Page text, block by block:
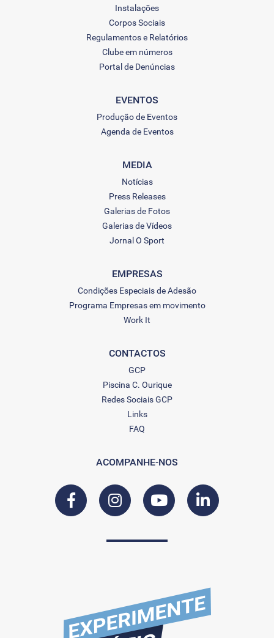
Instalações
Corpos Sociais
Regulamentos e Relatórios
Clube em números
Portal de Denúncias
EVENTOS
Produção de Eventos
Agenda de Eventos
MEDIA
Notícias
Press Releases
Galerias de Fotos
Galerias de Vídeos
Jornal O Sport
EMPRESAS
Condições Especiais de Adesão
Programa Empresas em movimento
Work It
CONTACTOS
GCP
Piscina C. Ourique
Redes Sociais GCP
Links
FAQ
ACOMPANHE-NOS